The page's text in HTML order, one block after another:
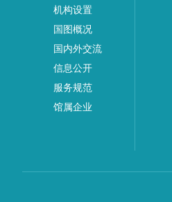
机构设置
国图概况
国内外交流
信息公开
服务规范
馆属企业